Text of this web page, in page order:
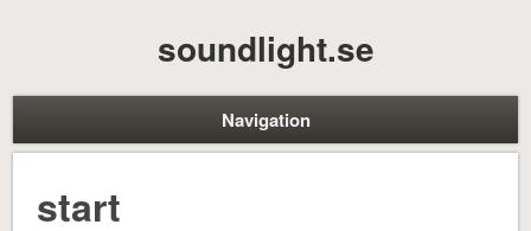
soundlight.se
Navigation
start